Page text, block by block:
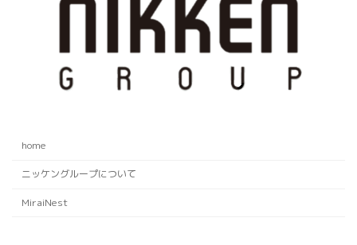
home
ニッケングループについて
MiraiNest